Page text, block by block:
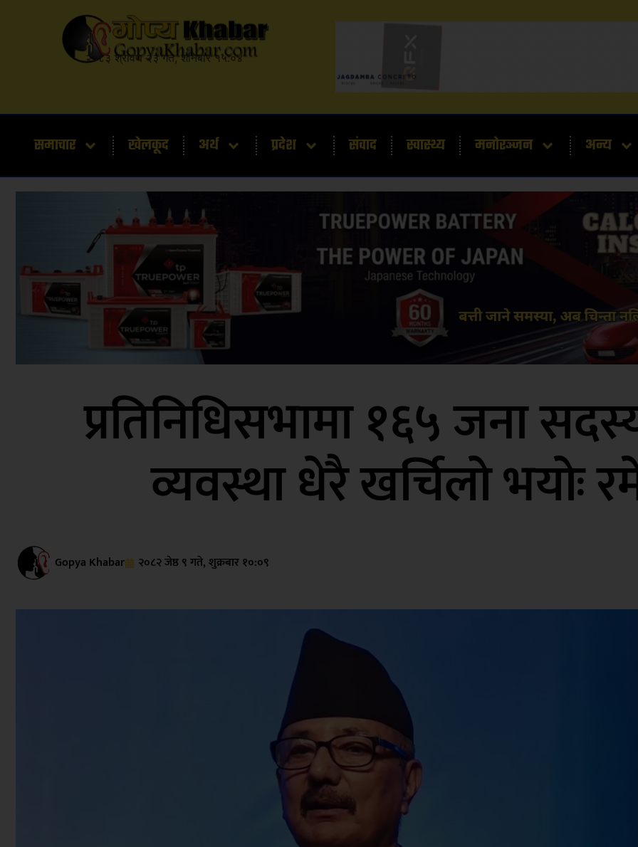
२०८३ श्रावण २३ गते, शनिबार १५:०४
समाचार खेलकूद अर्थ प्रदेश संवाद स्वास्थ्य मनोरञ्जन अन्य
प्रतिनिधिसभामा १६५ जना
व्यवस्था धेरै खर्चिलो भयोः
Gopya Khabar २०८२ जेष्ठ ९ गते, शुक्रबार १०:०९